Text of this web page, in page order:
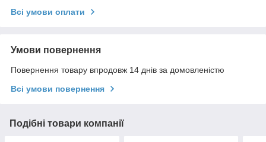
Всі умови оплати
Умови повернення
Повернення товару впродовж 14 днів за домовленістю
Всі умови повернення
Подібні товари компанії